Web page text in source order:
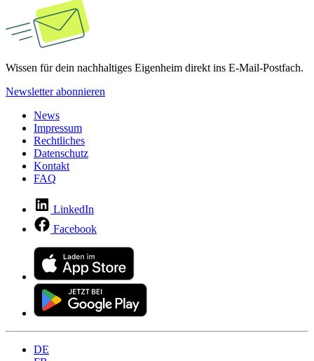
Wissen für dein nachhaltiges Eigenheim direkt ins E-Mail-Postfach.
Newsletter abonnieren
News
Impressum
Rechtliches
Datenschutz
Kontakt
FAQ
LinkedIn
Facebook
DE